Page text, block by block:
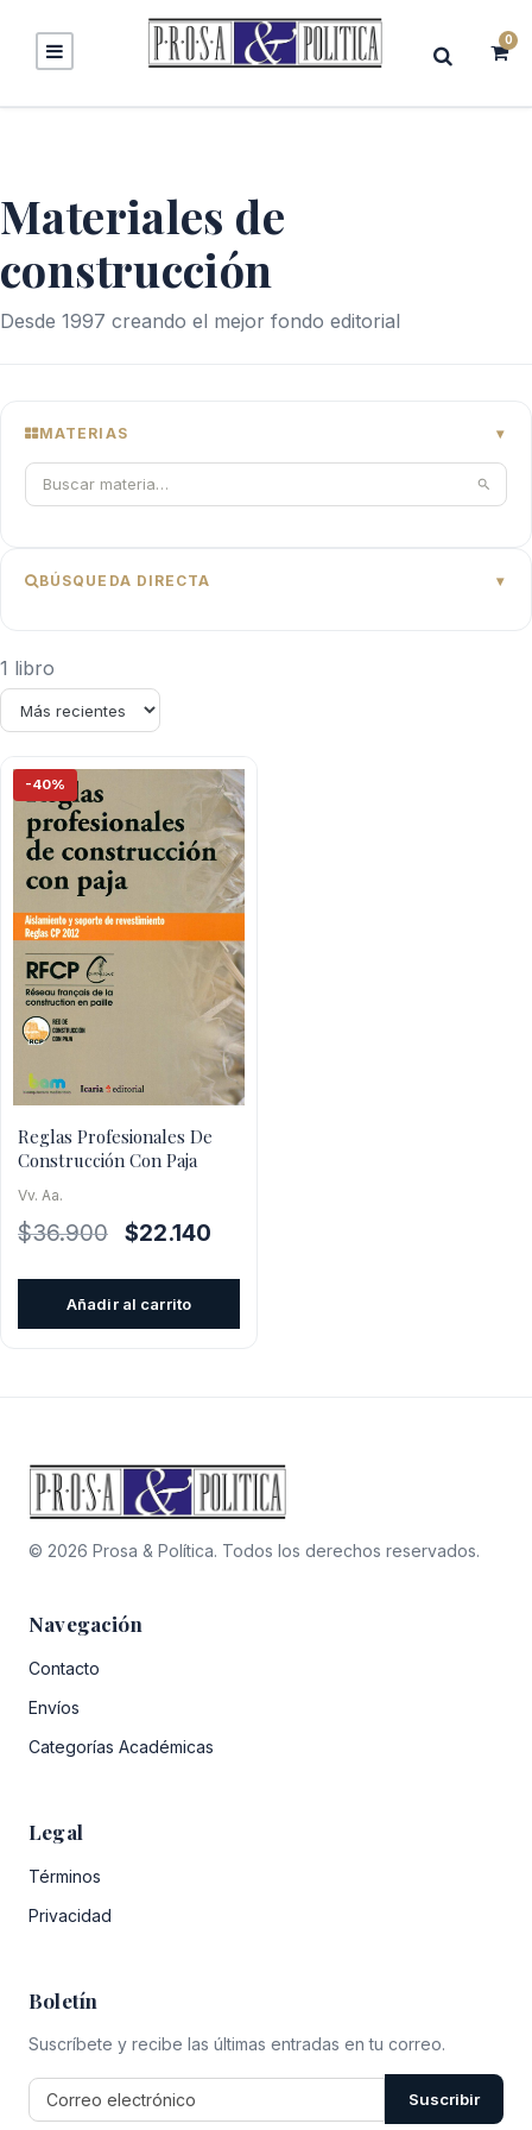
0
Materiales de
construcción
Desde 1997 creando el mejor fondo editorial
MATERIAS
BÚSQUEDA DIRECTA
1 libro
-40%
Reglas Profesionales De
Construcción Con Paja
Vv. Aa.
$36.900
El
$22.140
Añadir al carrito
© 2026 Prosa & Política. Todos los derechos reservados.
Navegación
Contacto
Envíos
Categorías Académicas
Legal
Términos
Privacidad
Boletín
Suscríbete y recibe las últimas entradas en tu correo.
Suscribir